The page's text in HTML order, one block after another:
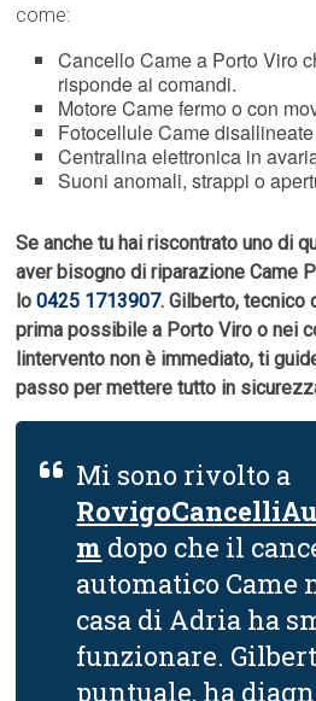
come:
Cancello Came a Porto Viro
risponde ai comandi.
Motore Came fermo o con
Fotocellule Came
Centralina elettronica in
Suoni anomali, strappi o
Se anche tu hai riscontrato uno di
aver bisogno di riparazione Came
lo0425 1713907. Gilberto, tecnico
prima possibile a Porto Viro o nei
lintervento non è immediato, ti
passo per mettere tutto in
Mi sono rivolto a
m dopo che il
automatico Came
casa di Adria ha
funzionare.
puntuale, ha